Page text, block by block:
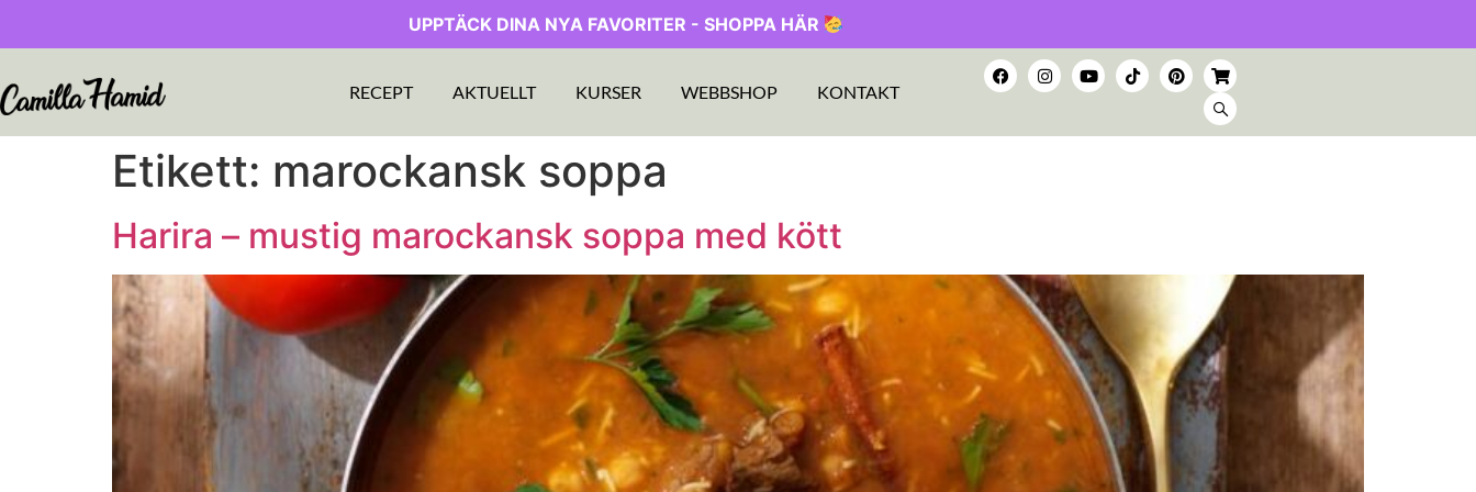
UPPTÄCK DINA NYA FAVORITER - SHOPPA HÄR
RECEPT AKTUELLT KURSER WEBBSHOP KONTAKT
Etikett: marockansk soppa
Harira – mustig marockansk soppa med kött